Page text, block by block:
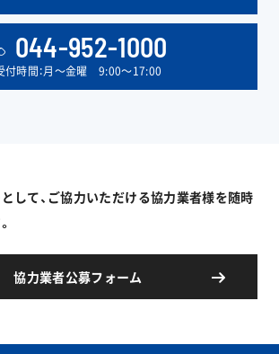
044-952-1000
付時間：月〜金曜 9:00〜17:00
して、ご協力いただける協力業者様を随時
協力業者公募フォーム